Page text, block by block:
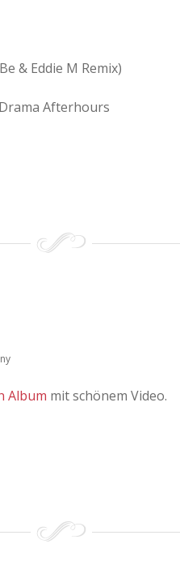
& Eddie M Remix)
Afterhours
Album mit schönem Video.